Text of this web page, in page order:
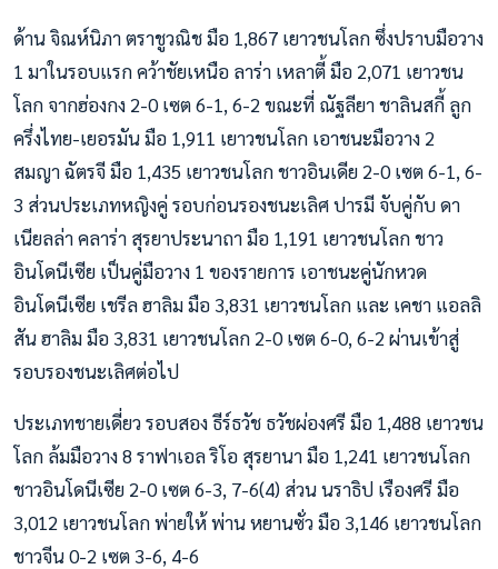
ด้าน จิณห์นิภา ตราชูวณิช มือ 1,867 เยาวชนโลก ซึ่งปราบมือวาง
1 มาในรอบแรก คว้าชัยเหนือ ลาร่า เหลาตี้ มือ 2,071 เยาวชน
โลก จากฮ่องกง 2-0 เซต 6-1, 6-2 ขณะที่ ณัฐลียา ชาลินสกี้ ลูก
ครึ่งไทย-เยอรมัน มือ 1,911 เยาวชนโลก เอาชนะมือวาง 2
สมญา ฉัตรจี มือ 1,435 เยาวชนโลก ชาวอินเดีย 2-0 เซต 6-1, 6-
3 ส่วนประเภทหญิงคู่ รอบก่อนรองชนะเลิศ ปารมี จับคู่กับ ดา
เนียลล่า คลาร่า สุรยาประนาถา มือ 1,191 เยาวชนโลก ชาว
อินโดนีเซีย เป็นคู่มือวาง 1 ของรายการ เอาชนะคู่นักหวด
อินโดนีเซีย เชรีล ฮาลิม มือ 3,831 เยาวชนโลก และ เคชา แอลลิ
สัน ฮาลิม มือ 3,831 เยาวชนโลก 2-0 เซต 6-0, 6-2 ผ่านเข้าสู่
รอบรองชนะเลิศต่อไป
ประเภทชายเดี่ยว รอบสอง ธีร์ธวัช ธวัชผ่องศรี มือ 1,488 เยาวชน
โลก ล้มมือวาง 8 ราฟาเอล ริโอ สุรยานา มือ 1,241 เยาวชนโลก
ชาวอินโดนีเซีย 2-0 เซต 6-3, 7-6(4) ส่วน นราธิป เรืองศรี มือ
3,012 เยาวชนโลก พ่ายให้ พ่าน หยานซั่ว มือ 3,146 เยาวชนโลก
ชาวจีน 0-2 เซต 3-6, 4-6